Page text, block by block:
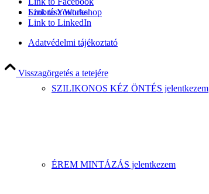
Szobrász Workshop
SZILIKONOS KÉZ ÖNTÉS jelentkezem
ÉREM MINTÁZÁS jelentkezem
Link to Youtube
Link to LinkedIn
Adatvédelmi tájékoztató
Visszagörgetés a tetejére